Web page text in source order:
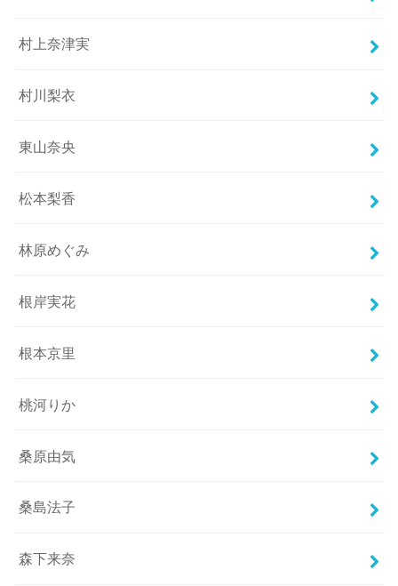
村上奈津実
村川梨衣
東山奈央
松本梨香
林原めぐみ
根岸実花
根本京里
桃河りか
桑原由気
桑島法子
森下来奈